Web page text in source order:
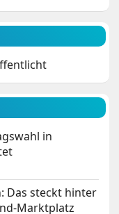
in
Das steckt hinter
Marktplatz